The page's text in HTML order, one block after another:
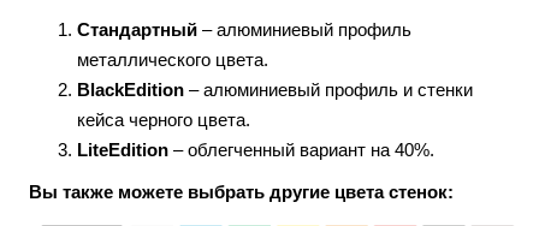
Стандартный – алюминиевый профиль
металлического цвета.
BlackEdition – алюминиевый профиль и стенки
кейса черного цвета.
LiteEdition – облегченный вариант на 40%.
Вы также можете выбрать другие цвета стенок: